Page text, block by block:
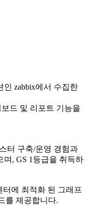
zabbix에서 수집한
드 및 리포트 기능을
터 구축/운영 경험과
, GS 1등급을 취득하
터에 최적화 된 그래프
를 제공합니다.